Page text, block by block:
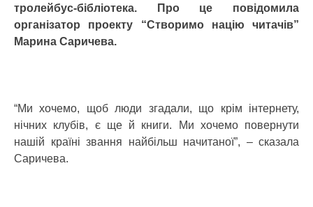
тролейбус-бібліотека. Про це повідомила
організатор проекту “Створимо націю читачів”
Марина Саричева.
“Ми хочемо, щоб люди згадали, що крім інтернету,
нічних клубів, є ще й книги. Ми хочемо повернути
нашій країні звання найбільш начитаної”, – сказала
Саричева.